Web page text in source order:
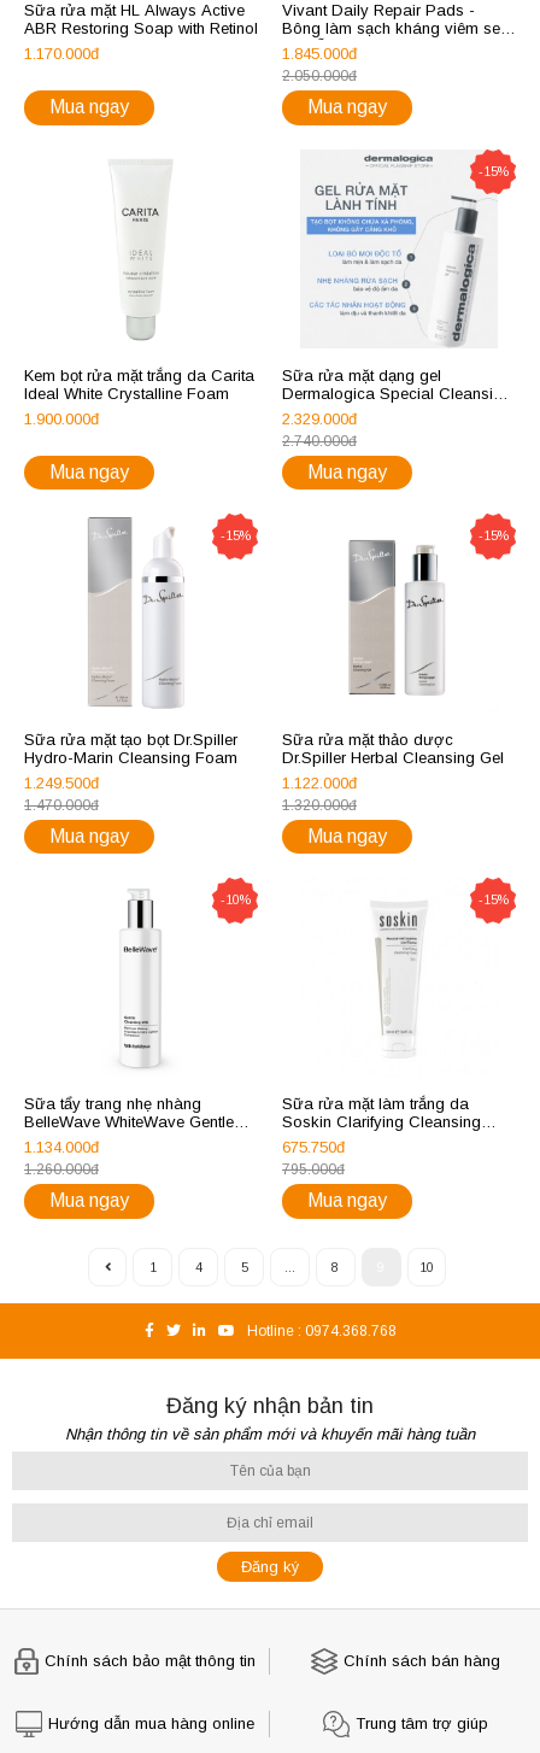
Sữa rửa mặt HL Always Active
ABR Restoring Soap with Retinol
1.170.000đ
Mua ngay
Vivant Daily Repair Pads -
Bông làm sạch kháng viêm se
khít lỗ chân lông
1.845.000đ
2.050.000đ
Mua ngay
Kem bọt rửa mặt trắng da Carita
Ideal White Crystalline Foam
1.900.000đ
Mua ngay
-15%
Sữa rửa mặt dạng gel
Dermalogica Special Cleansing
Gel 500ml
2.329.000đ
2.740.000đ
Mua ngay
-15%
Sữa rửa mặt tạo bọt Dr.Spiller
Hydro-Marin Cleansing Foam
1.249.500đ
1.470.000đ
Mua ngay
-15%
Sữa rửa mặt thảo dược
Dr.Spiller Herbal Cleansing Gel
1.122.000đ
1.320.000đ
Mua ngay
-10%
Sữa tẩy trang nhẹ nhàng
BelleWave WhiteWave Gentle
Cleansing Milk
1.134.000đ
1.260.000đ
Mua ngay
-15%
Sữa rửa mặt làm trắng da
Soskin Clarifying Cleansing
Foam
675.750đ
795.000đ
Mua ngay
1 4 5 8 10
Hotline : 0974.368.768
Đăng ký nhận bản tin
Nhận thông tin về sản phẩm mới và khuyến mãi hàng tuần
Chính sách bảo mật thông tin Chính sách bán hàng
Hướng dẫn mua hàng online Trung tâm trợ giúp